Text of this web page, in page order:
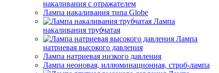
накаливания с отражателем
Лампа накаливания типа Globe
Лампа
накаливания трубчатая
Лампа
натриевая высокого давления
Лампа натриевая низкого давления
Лампа неоновая, иллюминационная, строб-лампа